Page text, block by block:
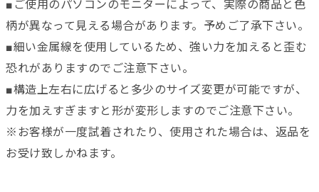
■ご使用のパソコンのモニターによって、実際の商品と色
柄が異なって見える場合があります。予めご了承下さい。
■細い金属線を使用しているため、強い力を加えると歪む
恐れがありますのでご注意下さい。
■構造上左右に広げると多少のサイズ変更が可能ですが、
力を加えすぎますと形が変形しますのでご注意下さい。
※お客様が一度試着されたり、使用された場合は、返品を
お受け致しかねます。